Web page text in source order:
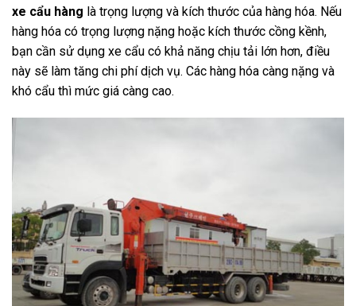
xe cẩu hàng là trọng lượng và kích thước của hàng hóa. Nếu
hàng hóa có trọng lượng nặng hoặc kích thước cồng kềnh,
bạn cần sử dụng xe cẩu có khả năng chịu tải lớn hơn, điều
này sẽ làm tăng chi phí dịch vụ. Các hàng hóa càng nặng và
khó cẩu thì mức giá càng cao.